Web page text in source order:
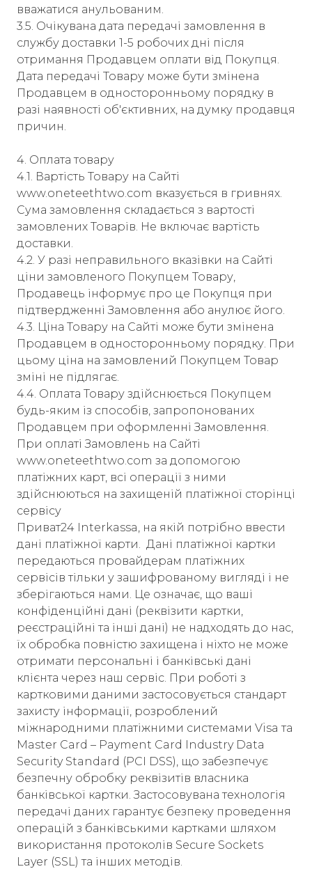
вважатися анульованим.
3.5. Очікувана дата передачі замовлення в
службу доставки 1-5 робочих дні після
отримання Продавцем оплати від Покупця.
Дата передачі Товару може бути змінена
Продавцем в односторонньому порядку в
разі наявності об'єктивних, на думку продавця
причин.
4. Оплата товару
4.1. Вартість Товару на Сайті
www.oneteethtwo.com вказується в гривнях.
Сума замовлення складається з вартості
замовлених Товарів. Не включає вартість
доставки.
4.2. У разі неправильного вказівки на Сайті
ціни замовленого Покупцем Товару,
Продавець інформує про це Покупця при
підтвердженні Замовлення або анулює його.
4.3. Ціна Товару на Сайті може бути змінена
Продавцем в односторонньому порядку. При
цьому ціна на замовлений Покупцем Товар
зміні не підлягає.
4.4. Оплата Товару здійснюється Покупцем
будь-яким із способів, запропонованих
Продавцем при оформленні Замовлення.
При оплаті Замовлень на Сайті
www.oneteethtwo.com за допомогою
платіжних карт, всі операції з ними
здійснюються на захищеній платіжної сторінці
сервісу
Приват24 Interkassa, на якій потрібно ввести
дані платіжної карти. Дані платіжної картки
передаються провайдерам платіжних
сервісів тільки у зашифрованому вигляді і не
зберігаються нами. Це означає, що ваші
конфіденційні дані (реквізити картки,
реєстраційні та інші дані) не надходять до нас,
їх обробка повністю захищена і ніхто не може
отримати персональні і банківські дані
клієнта через наш сервіс. При роботі з
картковими даними застосовується стандарт
захисту інформації, розроблений
міжнародними платіжними системами Visa та
Master Card – Payment Card Industry Data
Security Standard (PCI DSS), що забезпечує
безпечну обробку реквізитів власника
банківської картки. Застосовувана технологія
передачі даних гарантує безпеку проведення
операцій з банківськими картками шляхом
використання протоколів Secure Sockets
Layer (SSL) та інших методів.​